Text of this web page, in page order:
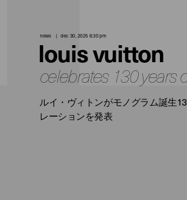
news dec 30, 2025 6:30 pm
louis vuitton
celebrates 130 years
ルイ・ヴィトンがモノグラム誕生
レーションを発表